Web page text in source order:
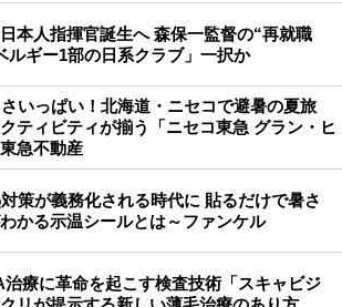
本人指揮官誕生へ 森保一監督の“再就職
ルギー1部の日系クラブ」一択か
いっぱい！北海道・ニセコで避暑の夏旅
ティビティが揃う「ニセコ東急 グラン・ヒ
急不動産
策が義務化される時代に 貼るだけで暑さ
かる示温シールとは～ファンケル
療に革命を起こす検査技術「スキャビジ